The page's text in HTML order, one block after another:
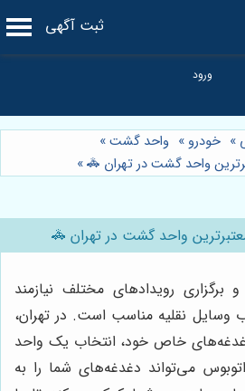
ثبت آگهی
» خودرو » واحد گشت»
واحد گشت در تهران 🚓»
واحد گشت در تهران 🚓
رویدادهای مختلف نیازمند
وسایل نقلیه مناسب است. در تهران،
خاص خود، انتخاب یک واحد
می‌تواند دغدغه‌های شما را به